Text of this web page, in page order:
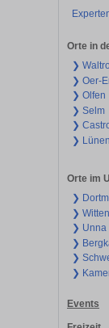
Orte in
❯
❯ Oer-
❯ Olfen
❯ Selm
❯
❯ Lünen
Orte im
❯
❯ Witten
❯ Unna
❯
❯
❯
Events